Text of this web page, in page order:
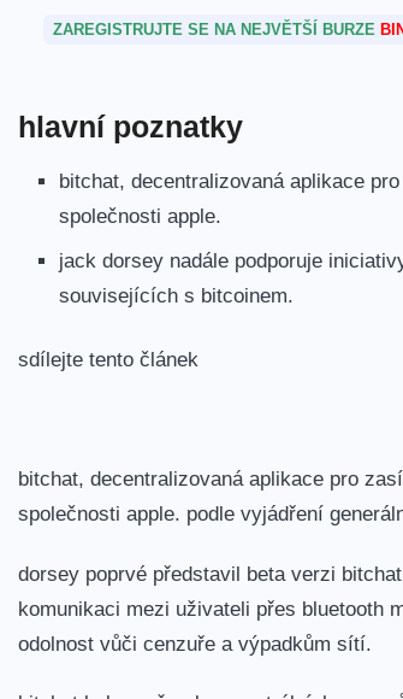
ZAREGISTRUJTE SE NA NEJVĚTŠÍ BURZE
hlavní poznatky
bitchat, decentralizovaná aplikace
společnosti apple.
jack dorsey nadále podporuje
souvisejících s bitcoinem.
sdílejte tento článek
bitchat, decentralizovaná aplikace pro
společnosti apple. podle vyjádření
dorsey poprvé představil beta verzi
komunikaci mezi uživateli přes bluetooth
odolnost vůči cenzuře a výpadkům sítí.